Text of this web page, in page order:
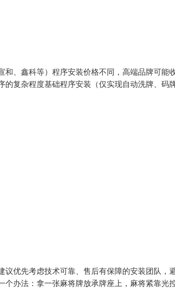
、鑫科等）程序安装价格不同，高端品牌可能
复杂程度基础程序安装（仅实现自动洗牌、码
优先考虑技术可靠、售后有保障的安装团队，
办法：拿一张麻将牌放承牌座上，麻将紧靠光